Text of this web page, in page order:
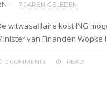
7 JAREN GELEDEN
witwasaffaire kost ING
van Financiën
0 COMMENTS READ